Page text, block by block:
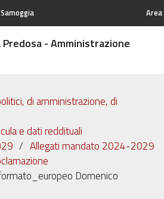
Predosa - Amministrazione
di amministrazione, di
e dati reddituali
Allegati mandato 2024-2029
Domenico